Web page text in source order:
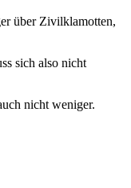
über Zivilklamotten,
sich also nicht
nicht weniger.